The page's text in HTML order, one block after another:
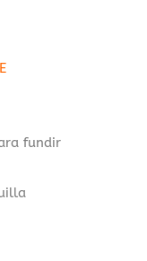
fundir